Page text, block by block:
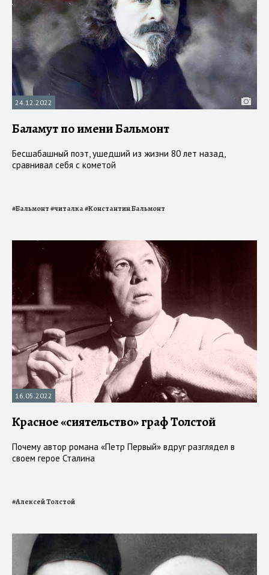
24.12.2022
Баламут по имени Бальмонт
Бесшабашный поэт, ушедший из жизни 80 лет назад,
сравнивал себя с кометой
#Бальмонт#читалка#Константин Бальмонт
16.05.2022
Красное «сиятельство» граф Толстой
Почему автор романа «Петр Первый» вдруг разглядел в
своем герое Сталина
#Алексей Толстой